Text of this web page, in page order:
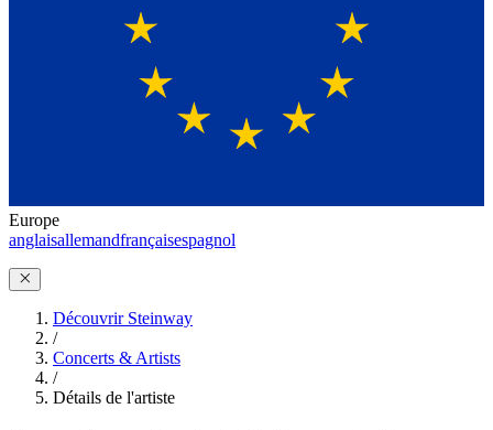
Europe
anglaisallemandfrançaisespagnol
Découvrir Steinway
/
Concerts & Artists
/
Détails de l'artiste